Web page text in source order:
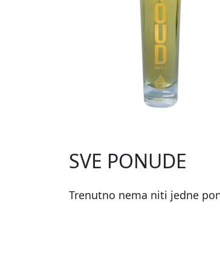
SVE PONUDE
Trenutno nema niti jedne